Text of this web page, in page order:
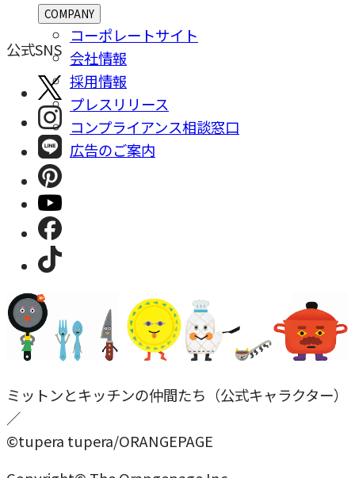
COMPANY
コーポレートサイト
会社情報
採⽤情報
プレスリリース
コンプライアンス相談窓⼝
広告のご案内
公式SNS
ミットンとキッチンの仲間たち（公式キャラクター）
／
©tupera tupera/ORANGEPAGE